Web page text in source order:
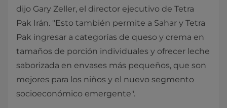
dijo Gary Zeller, el director ejecutivo de Tetra
Pak Irán. "Esto también permite a Sahar y Tetra
Pak ingresar a categorías de queso y crema en
tamaños de porción individuales y ofrecer leche
saborizada en envases más pequeños, que son
mejores para los niños y el nuevo segmento
socioeconómico emergente".